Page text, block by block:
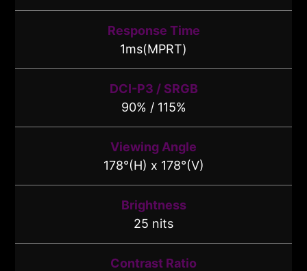
Response Time
1ms(MPRT)
DCI-P3 / SRGB
90% / 115%
Viewing Angle
178°(H) x 178°(V)
Brightness
25 nits
Contrast Ratio